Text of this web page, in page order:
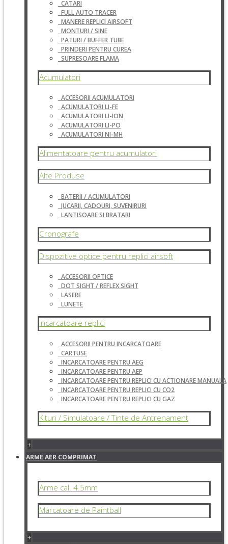
CATARI
FULL AUTO TRACER
MANERE REPLICI AIRSOFT
MONTURI / SINE
PATURI / BUFFER TUBE
PRINDERI PENTRU CUREA
SUPRESOARE FLAMA
Acumulatori
ACCESORII ACUMULATORI
ACUMULATORI LI-FE
ACUMULATORI LI-ION
ACUMULATORI LI-PO
ACUMULATORI NI-MH
Alimentatoare pentru acumulatori
Alte Produse
BATERII / ACUMULATORI
JUCARII, CADOURI, SUVENIRURI
LANTISOARE SI BRATARI
Cronografe
Dispozitive optice pentru replici airsoft
ACCESORII OPTICE
DOT SIGHT / REFLEX SIGHT
LASERE
LUNETE
Incarcatoare replici
ACCESORII PENTRU INCARCATOARE
CARTUSE
INCARCATOARE PENTRU AEG
INCARCATOARE PENTRU AEP
INCARCATOARE PENTRU REPLICI CU ACTIONARE MANUALA
INCARCATOARE PENTRU REPLICI CU CO2
INCARCATOARE PENTRU REPLICI CU GAZ
Kituri / Simulatoare / Tinte de Antrenament
+
ARME AER COMPRIMAT
Arme cal. 4.5mm
Marcatoare de Paintball
+